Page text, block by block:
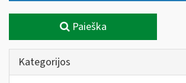
Paieška
Kategorijos